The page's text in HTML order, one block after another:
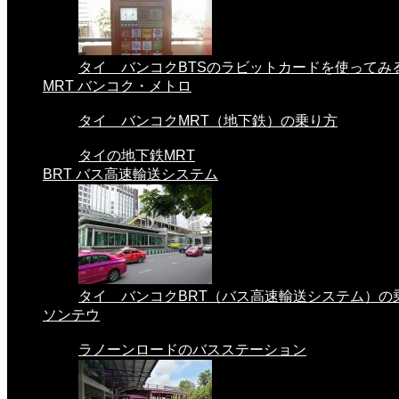
タイ バンコクBTSのラビットカードを使ってみ
MRT バンコク・メトロ
タイ バンコクMRT（地下鉄）の乗り方
タイの地下鉄MRT
BRT バス高速輸送システム
タイ バンコクBRT（バス高速輸送システム）の
ソンテウ
ラノーンロードのバスステーション